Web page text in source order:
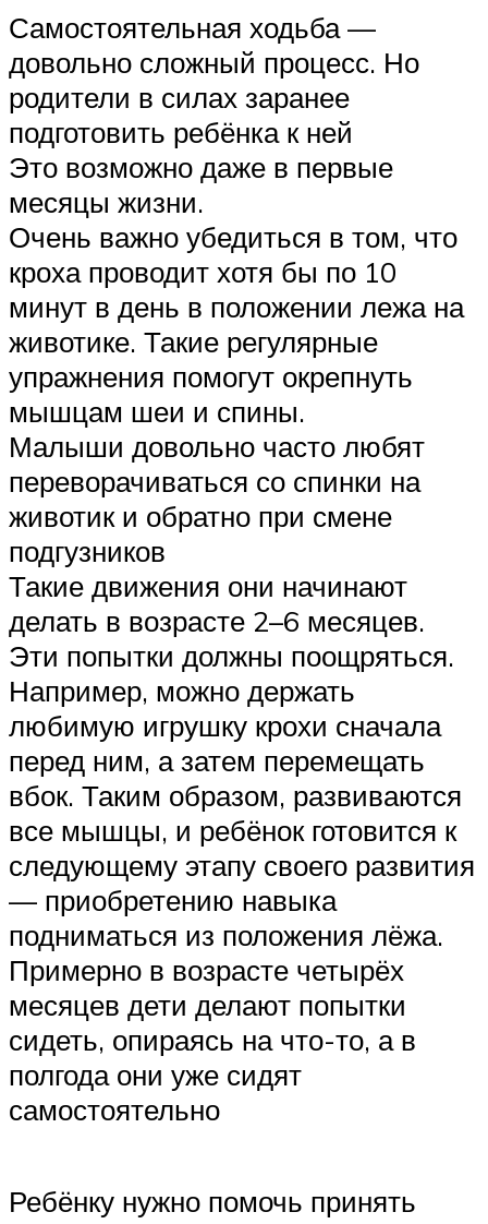
Самостоятельная ходьба —
довольно сложный процесс. Но
родители в силах заранее
подготовить ребёнка к ней
Это возможно даже в первые
месяцы жизни.
Очень важно убедиться в том, что
кроха проводит хотя бы по 10
минут в день в положении лежа на
животике. Такие регулярные
упражнения помогут окрепнуть
мышцам шеи и спины.
Малыши довольно часто любят
переворачиваться со спинки на
животик и обратно при смене
подгузников
Такие движения они начинают
делать в возрасте 2–6 месяцев.
Эти попытки должны поощряться.
Например, можно держать
любимую игрушку крохи сначала
перед ним, а затем перемещать
вбок. Таким образом, развиваются
все мышцы, и ребёнок готовится к
следующему этапу своего развития
— приобретению навыка
подниматься из положения лёжа.
Примерно в возрасте четырёх
месяцев дети делают попытки
сидеть, опираясь на что-то, а в
полгода они уже сидят
самостоятельно
Ребёнку нужно помочь принять